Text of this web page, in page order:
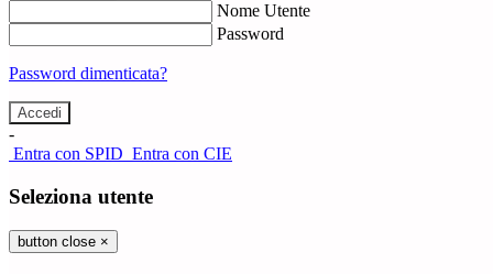
Nome Utente
Password
Password dimenticata?
-
Entra con SPID Entra con CIE
Seleziona utente
button close ×